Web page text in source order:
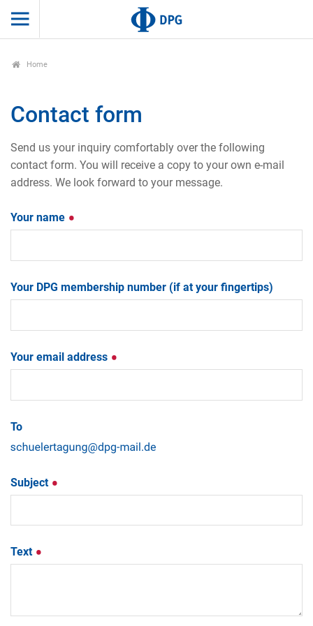
Home
Contact form
Send us your inquiry comfortably over the following
contact form. You will receive a copy to your own e-mail
address. We look forward to your message.
Your name
Your DPG membership number (if at your fingertips)
Your email address
To
Subject
Text